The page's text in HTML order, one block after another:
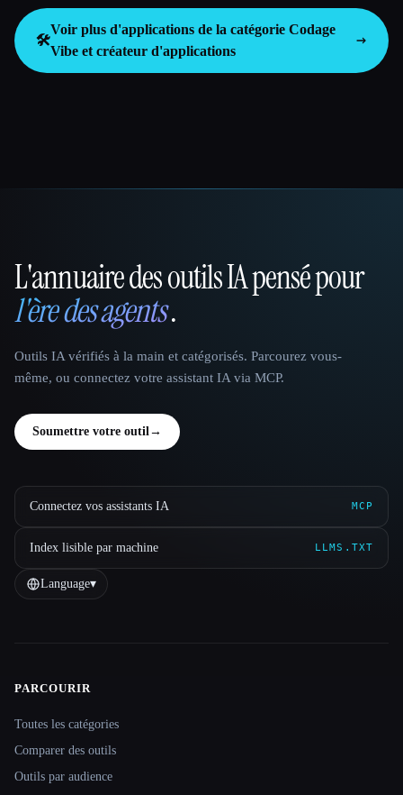
🛠️
Voir plus d'applications de la catégorie Codage
Vibe et créateur d'applications
That AI Collection
L'annuaire des outils IA pensé pour
l'ère des agents.
Outils IA vérifiés à la main et catégorisés. Parcourez vous-
même, ou connectez votre assistant IA via MCP.
Soumettre votre outil→
Connectez vos assistants IA MCP
Index lisible par machine LLMS.TXT
Language▾
Site navigation
PARCOURIR
Toutes les catégories
Comparer des outils
Outils par audience